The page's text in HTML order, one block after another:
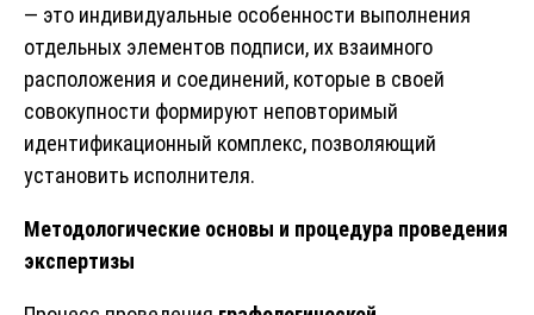
— это индивидуальные особенности выполнения
отдельных элементов подписи, их взаимного
расположения и соединений, которые в своей
совокупности формируют неповторимый
идентификационный комплекс, позволяющий
установить исполнителя.
Методологические основы и процедура проведения
экспертизы